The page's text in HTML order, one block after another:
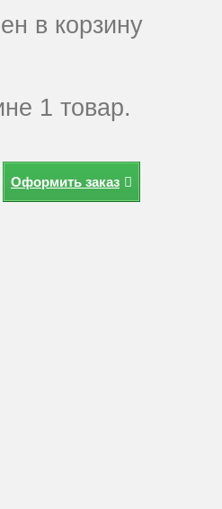
в корзину
1 товар.
Оформить заказ